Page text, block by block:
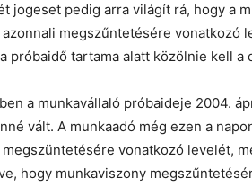
jogeset pedig arra világít rá, hogy a
megszűntetésére vonatkozó
próbaidő tartama alatt közölnie kell a
a munkavállaló próbaideje 2004.
vált. A munkaadó még ezen a
vonatkozó levelét,
hogy munkaviszony